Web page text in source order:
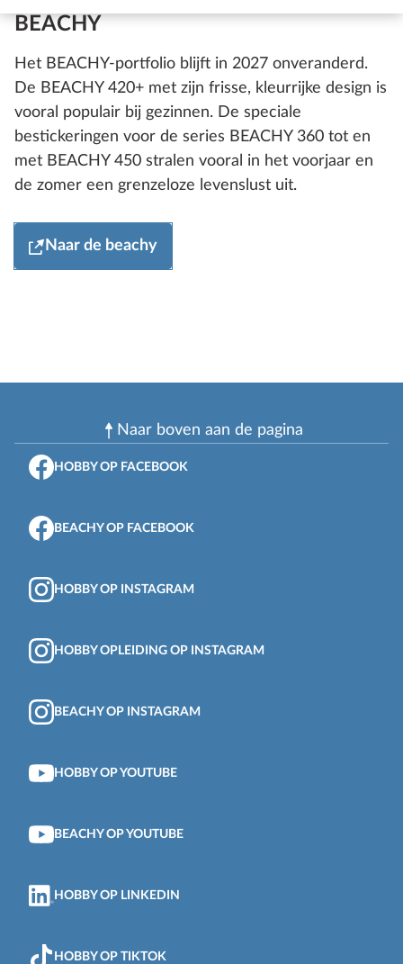
BEACHY
Het BEACHY-portfolio blijft in 2027 onveranderd.
De BEACHY 420+ met zijn frisse, kleurrijke design is
vooral populair bij gezinnen. De speciale
bestickeringen voor de series BEACHY 360 tot en
met BEACHY 450 stralen vooral in het voorjaar en
de zomer een grenzeloze levenslust uit.
Naar de beachy
Naar boven aan de pagina
HOBBY OP FACEBOOK
BEACHY OP FACEBOOK
HOBBY OP INSTAGRAM
HOBBY OPLEIDING OP INSTAGRAM
BEACHY OP INSTAGRAM
HOBBY OP YOUTUBE
BEACHY OP YOUTUBE
HOBBY OP LINKEDIN
HOBBY OP TIKTOK